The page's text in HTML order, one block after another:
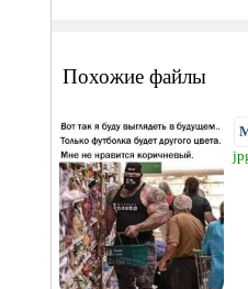
Похожие файлы